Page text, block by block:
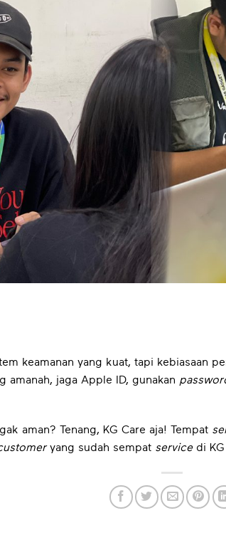
keamanan yang kuat, tapi kebiasaan
amanah, jaga Apple ID, gunakan
aman? Tenang, KG Care aja! Tempat
yang sudah sempat servicedi KG